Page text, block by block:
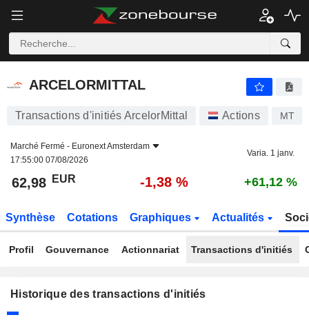
ARCELORMITTAL
ARCELORMITTAL
Transactions d'initiés ArcelorMittal Actions MT
Marché Fermé - Euronext Amsterdam
17:55:00 07/08/2026
Varia. 1 janv.
62,98 EUR -1,38 % +61,12 %
Synthèse Cotations Graphiques Actualités
Profil Gouvernance Actionnariat Transactions d'initiés
Historique des transactions d'initiés